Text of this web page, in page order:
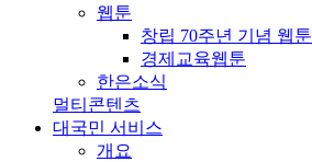
웹툰
창립 70주년 기념 웹툰
경제교육웹툰
한은소식
멀티콘텐츠
대국민 서비스
개요